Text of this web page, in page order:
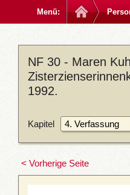
Menü:
NF 30 - Maren
1992.
Kapitel
< Vorherige Seite